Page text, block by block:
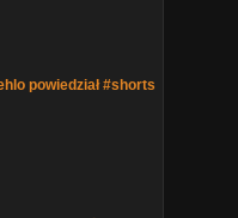
powiedział #shorts